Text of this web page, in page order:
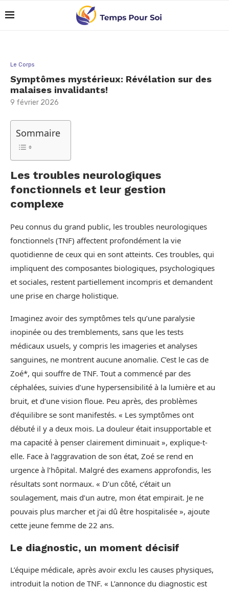
Le Corps
Symptômes mystérieux: Révélation sur des
malaises invalidants!
9 février 2026
Sommaire
Les troubles neurologiques
fonctionnels et leur gestion
complexe
Peu connus du grand public, les troubles neurologiques
fonctionnels (TNF) affectent profondément la vie
quotidienne de ceux qui en sont atteints. Ces troubles, qui
impliquent des composantes biologiques, psychologiques
et sociales, restent partiellement incompris et demandent
une prise en charge holistique.
Imaginez avoir des symptômes tels qu’une paralysie
inopinée ou des tremblements, sans que les tests
médicaux usuels, y compris les imageries et analyses
sanguines, ne montrent aucune anomalie. C’est le cas de
Zoé*, qui souffre de TNF. Tout a commencé par des
céphalées, suivies d’une hypersensibilité à la lumière et au
bruit, et d’une vision floue. Peu après, des problèmes
d’équilibre se sont manifestés. « Les symptômes ont
débuté il y a deux mois. La douleur était insupportable et
ma capacité à penser clairement diminuait », explique-t-
elle. Face à l’aggravation de son état, Zoé se rend en
urgence à l’hôpital. Malgré des examens approfondis, les
résultats sont normaux. « D’un côté, c’était un
soulagement, mais d’un autre, mon état empirait. Je ne
pouvais plus marcher et j’ai dû être hospitalisée », ajoute
cette jeune femme de 22 ans.
Le diagnostic, un moment décisif
L’équipe médicale, après avoir exclu les causes physiques,
introduit la notion de TNF. « L’annonce du diagnostic est